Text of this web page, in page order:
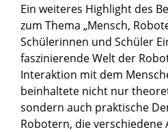
Ein weiteres Highlight des
zum Thema „Mensch,
Schülerinnen und Schüler
faszinierende Welt der
Interaktion mit dem
beinhaltete nicht nur
sondern auch praktische
Robotern, die verschiedene